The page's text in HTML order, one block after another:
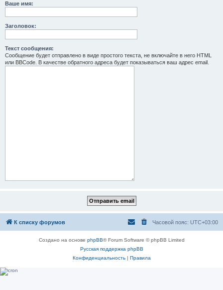
Ваше имя:
Заголовок:
Текст сообщения:
Сообщение будет отправлено в виде простого текста, не включайте в него HTML
или BBCode. В качестве обратного адреса будет показываться ваш адрес email.
К списку форумов Часовой пояс: UTC+03:00
Создано на основе phpBB® Forum Software © phpBB Limited
Русская поддержка phpBB
Конфиденциальность| Правила